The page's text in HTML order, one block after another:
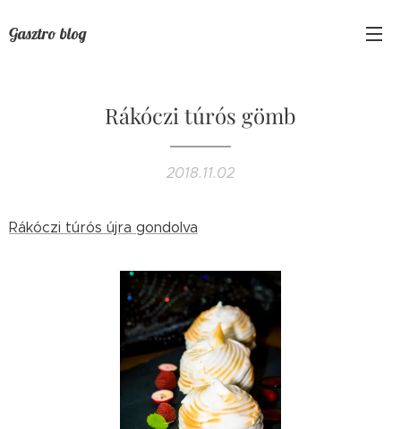
Gasztro blog
Rákóczi túrós gömb
2018.11.02
Rákóczi túrós újra gondolva